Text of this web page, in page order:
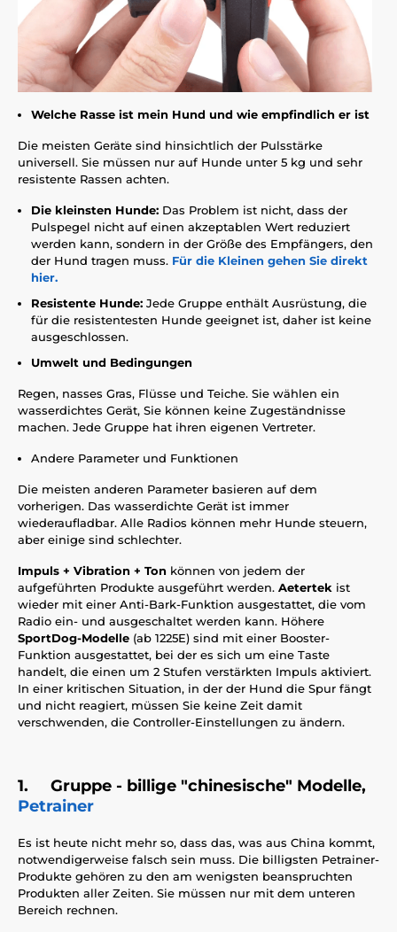
Welche Rasse ist mein Hund und wie empfindlich er ist
Die meisten Geräte sind hinsichtlich der Pulsstärke
universell. Sie müssen nur auf Hunde unter 5 kg und sehr
resistente Rassen achten.
Die kleinsten Hunde: Das Problem ist nicht, dass der
Pulspegel nicht auf einen akzeptablen Wert reduziert
werden kann, sondern in der Größe des Empfängers, den
der Hund tragen muss. Für die Kleinen gehen Sie direkt
hier.
Resistente Hunde: Jede Gruppe enthält Ausrüstung, die
für die resistentesten Hunde geeignet ist, daher ist keine
ausgeschlossen.
Umwelt und Bedingungen
Regen, nasses Gras, Flüsse und Teiche. Sie wählen ein
wasserdichtes Gerät, Sie können keine Zugeständnisse
machen. Jede Gruppe hat ihren eigenen Vertreter.
Andere Parameter und Funktionen
Die meisten anderen Parameter basieren auf dem
vorherigen. Das wasserdichte Gerät ist immer
wiederaufladbar. Alle Radios können mehr Hunde steuern,
aber einige sind schlechter.
Impuls + Vibration + Ton können von jedem der
aufgeführten Produkte ausgeführt werden. Aetertek ist
wieder mit einer Anti-Bark-Funktion ausgestattet, die vom
Radio ein- und ausgeschaltet werden kann. Höhere
SportDog-Modelle (ab 1225E) sind mit einer Booster-
Funktion ausgestattet, bei der es sich um eine Taste
handelt, die einen um 2 Stufen verstärkten Impuls aktiviert.
In einer kritischen Situation, in der der Hund die Spur fängt
und nicht reagiert, müssen Sie keine Zeit damit
verschwenden, die Controller-Einstellungen zu ändern.
1. Gruppe - billige "chinesische" Modelle,
Petrainer
Es ist heute nicht mehr so, dass das, was aus China kommt,
notwendigerweise falsch sein muss. Die billigsten Petrainer-
Produkte gehören zu den am wenigsten beanspruchten
Produkten aller Zeiten. Sie müssen nur mit dem unteren
Bereich rechnen.